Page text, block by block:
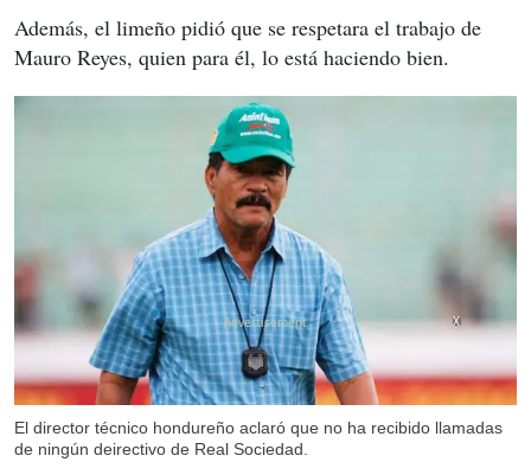
Además, el limeño pidió que se respetara el trabajo de
Mauro Reyes, quien para él, lo está haciendo bien.
El director técnico hondureño aclaró que no ha recibido llamadas
de ningún deirectivo de Real Sociedad.
X